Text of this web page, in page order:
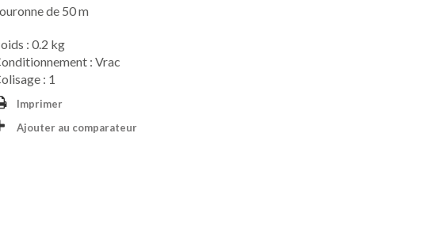
de 50 m
: 0.2 kg
: Vrac
: 1
Imprimer
Ajouter au comparateur